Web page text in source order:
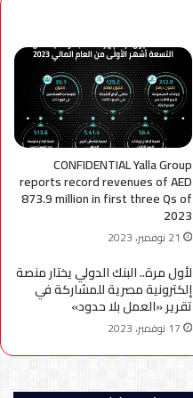
CONFIDENTIAL Yalla Group
reports record revenues of AED
873.9 million in first three Qs of
2023
21 نوفمبر، 2023
لأول مرة.. البنك الدولي يختار منصة
إلكترونية مصرية للمشاركة في
تقرير «العمل بلا حدود»
17 نوفمبر، 2023